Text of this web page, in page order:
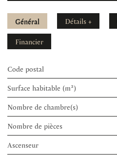
Général Détails +
Financier
Code postal
Surface habitable (m²)
Nombre de chambre(s)
Nombre de pièces
Ascenseur